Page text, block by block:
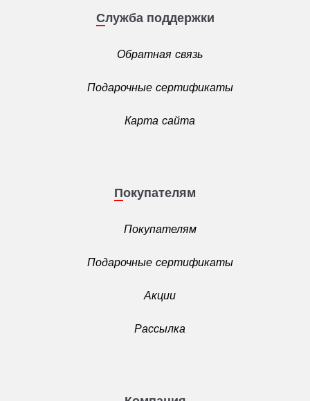
Служба поддержки
Обратная связь
Подарочные сертификаты
Карта сайта
Покупателям
Покупателям
Подарочные сертификаты
Акции
Рассылка